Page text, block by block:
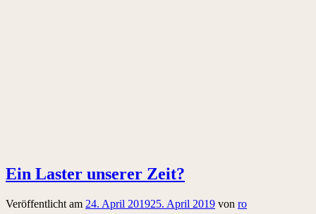
Ein Laster unserer Zeit?
Veröffentlicht am 24. April 201925. April 2019 von ro